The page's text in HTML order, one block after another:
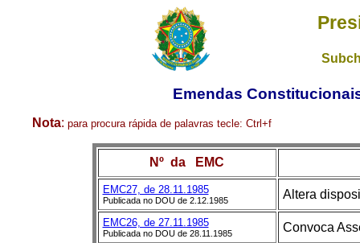
Emendas
Nota: para procura rápida de palavras tecle: Ctrl+f
Nº da EMC
EMC27, de 28.11.1985
Publicada no DOU de 2.12.1985 Altera
EMC26, de 27.11.1985
Publicada no DOU de 28.11.1985 Convoca